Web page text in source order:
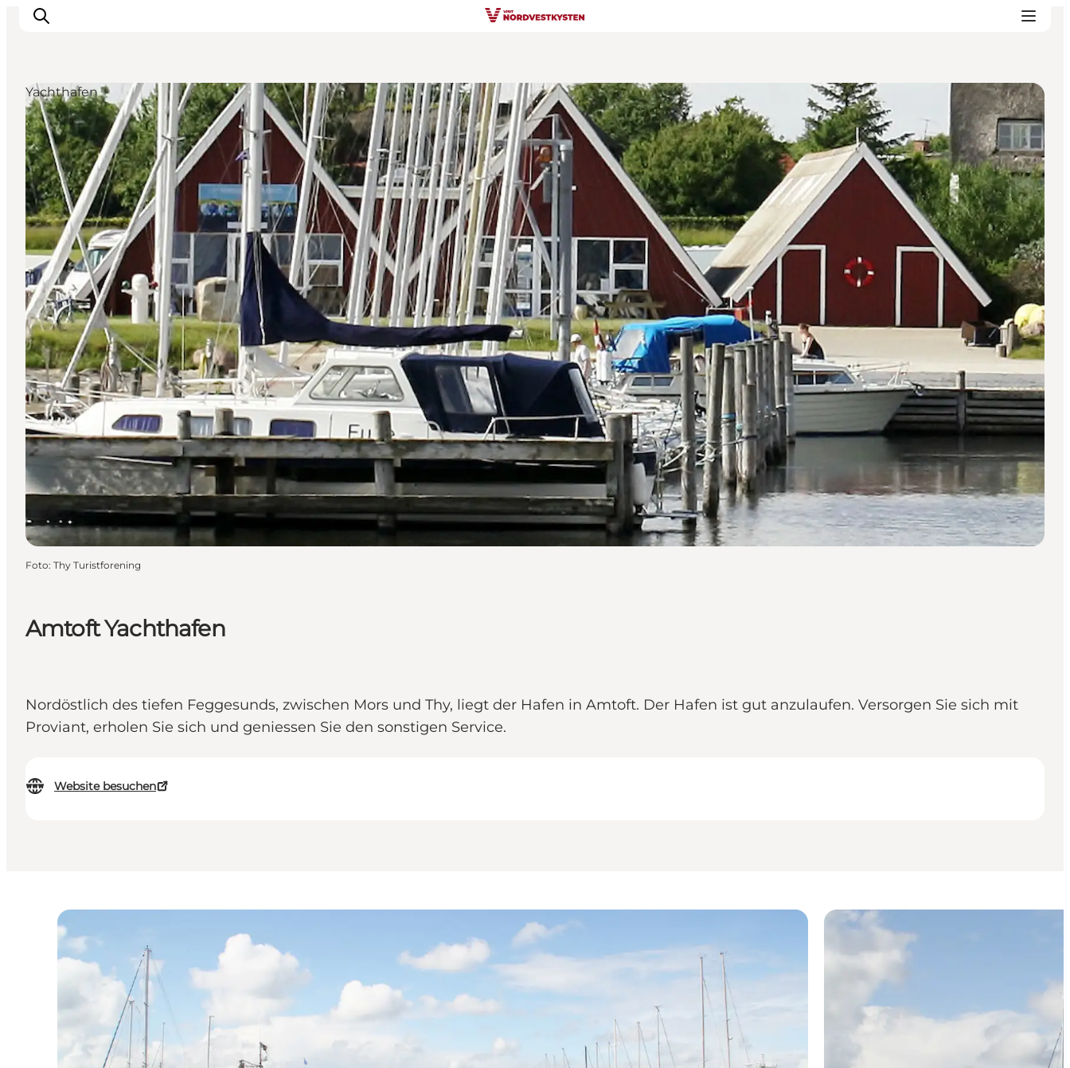
Urlaubsorte
Inspiration
Events
Unterkunft
Mach deine Urlaubsplanung
Amtoft Yachthafen
Nordöstlich des tiefen Feggesunds, zwischen Mors und Thy, liegt der Hafen in Amtoft. Der Hafen ist gut anzulaufen. Versorgen Sie sich mit
Proviant, erholen Sie sich und geniessen Sie den sonstigen Service.
Website besuchen
Yachthafen
Foto: Thy Turistforening